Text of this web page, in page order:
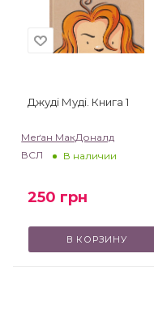
Джуді Муді. Книга 1
Меґан МакДоналд
ВСЛ
В наличии
250 грн
В КОРЗИНУ